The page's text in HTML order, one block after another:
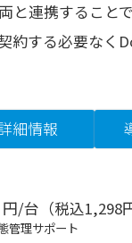
と連携すること
約する必要なく
細情報
円/台（税込1,298円
管理サポート